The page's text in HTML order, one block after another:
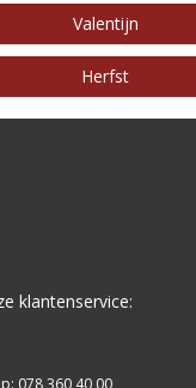
Valentijn
Herfst
klantenservice: